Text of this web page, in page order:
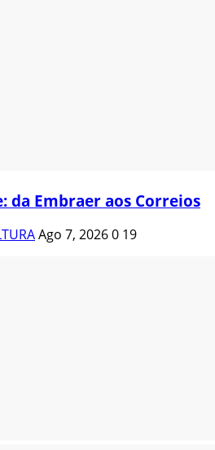
da Embraer aos Correios
Ago 7, 20260 19